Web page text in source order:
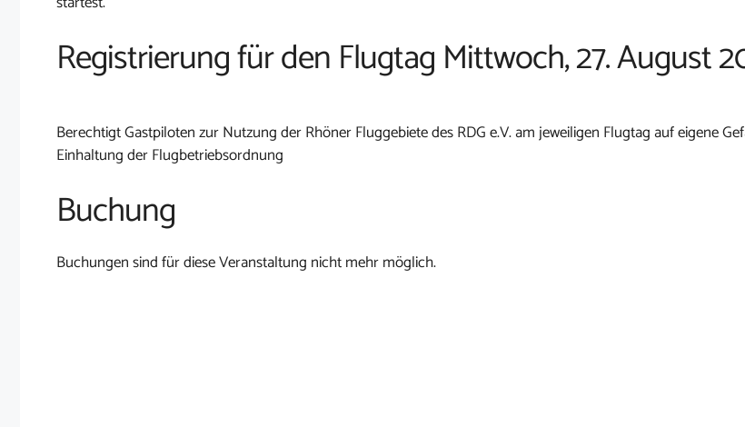
Registrierung für den Flugtag Mittwoch, 27. August
Berechtigt Gastpiloten zur Nutzung der Rhöner Fluggebiete des RDG e.V. am jeweiligen Flugtag auf eigene
Einhaltung der Flugbetriebsordnung
Buchung
Buchungen sind für diese Veranstaltung nicht mehr möglich.